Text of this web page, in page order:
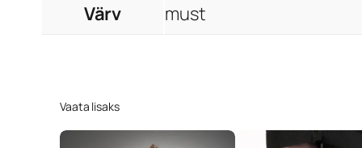
Värv
must
Vaata lisaks